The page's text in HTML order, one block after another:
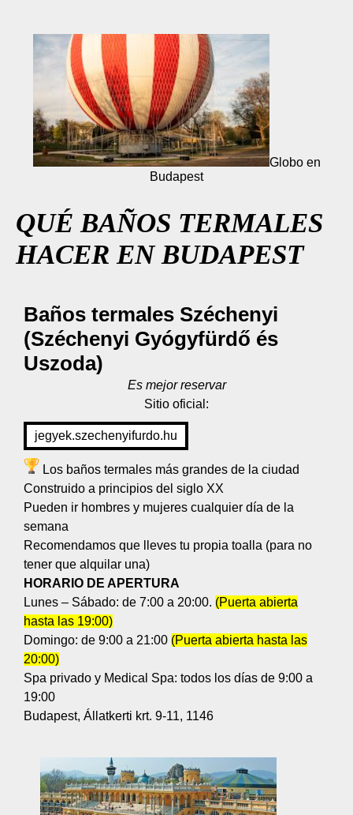
Globo en
Budapest
QUÉ BAÑOS TERMALES
HACER EN BUDAPEST
Baños termales Széchenyi
(Széchenyi Gyógyfürdő és
Uszoda)
Es mejor reservar
Sitio oficial:
jegyek.szechenyifurdo.hu
Los baños termales más grandes de la ciudad
Construido a principios del siglo XX
Pueden ir hombres y mujeres cualquier día de la
semana
Recomendamos que lleves tu propia toalla (para no
tener que alquilar una)
HORARIO DE APERTURA
Lunes – Sábado: de 7:00 a 20:00. (Puerta abierta
hasta las 19:00)
Domingo: de 9:00 a 21:00 (Puerta abierta hasta las
20:00)
Spa privado y Medical Spa: todos los días de 9:00 a
19:00
Budapest, Állatkerti krt. 9-11, 1146